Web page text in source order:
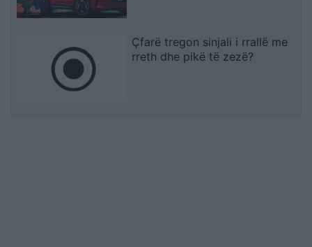
Çfarë tregon sinjali i rrallë me
rreth dhe pikë të zezë?